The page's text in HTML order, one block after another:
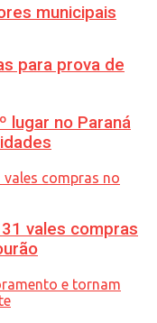
municipais
para prova de
lugar no Paraná
vales compras